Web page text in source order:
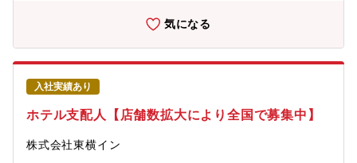
連各所への報告・指示業務（コミュニケーション）■当日接客業務
[3]■ネットワークづくり業務■紹介エージェントへの営業活動■集
客イベント企画・実行[4]■営業活動に対する競合調査【求める人物
像】・ホテルの方向性やコンセプトに共感できる方（★HPをご参
照ください：https://www.trunk-base.com）・数字目標に対し
て、貪欲に努力し、成果に対して責任を持てる方・しっかりと論
理的思考とコミュニケーションが取れる方・積極性と行動力があ
り、新しいことに挑戦することに貪欲に努力できる方 など・会
社の理念に共感できる方
気になる
入社実績あり
ホテル支配人【店舗数拡大により全国で募集中】
株式会社東横イン